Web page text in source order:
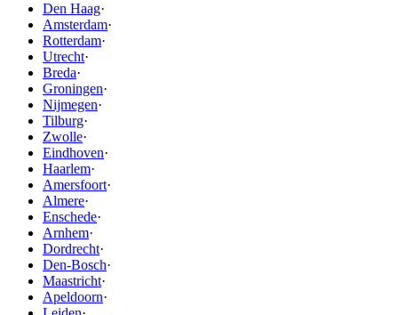
Den Haag·
Amsterdam·
Rotterdam·
Utrecht·
Breda·
Groningen·
Nijmegen·
Tilburg·
Zwolle·
Eindhoven·
Haarlem·
Amersfoort·
Almere·
Enschede·
Arnhem·
Dordrecht·
Den-Bosch·
Maastricht·
Apeldoorn·